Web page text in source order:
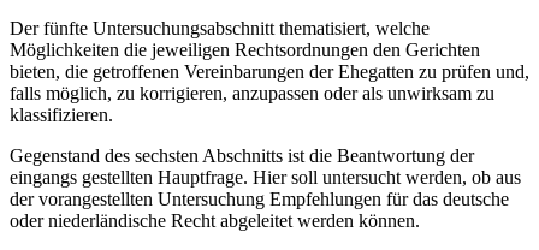
Der fünfte Untersuchungsabschnitt thematisiert, welche
Möglichkeiten die jeweiligen Rechtsordnungen den Gerichten
bieten, die getroffenen Vereinbarungen der Ehegatten zu prüfen und,
falls möglich, zu korrigieren, anzupassen oder als unwirksam zu
klassifizieren.
Gegenstand des sechsten Abschnitts ist die Beantwortung der
eingangs gestellten Hauptfrage. Hier soll untersucht werden, ob aus
der vorangestellten Untersuchung Empfehlungen für das deutsche
oder niederländische Recht abgeleitet werden können.